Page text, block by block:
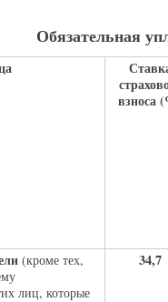
Обязательная
взноса
(кроме тех,
лиц, которые
34,7